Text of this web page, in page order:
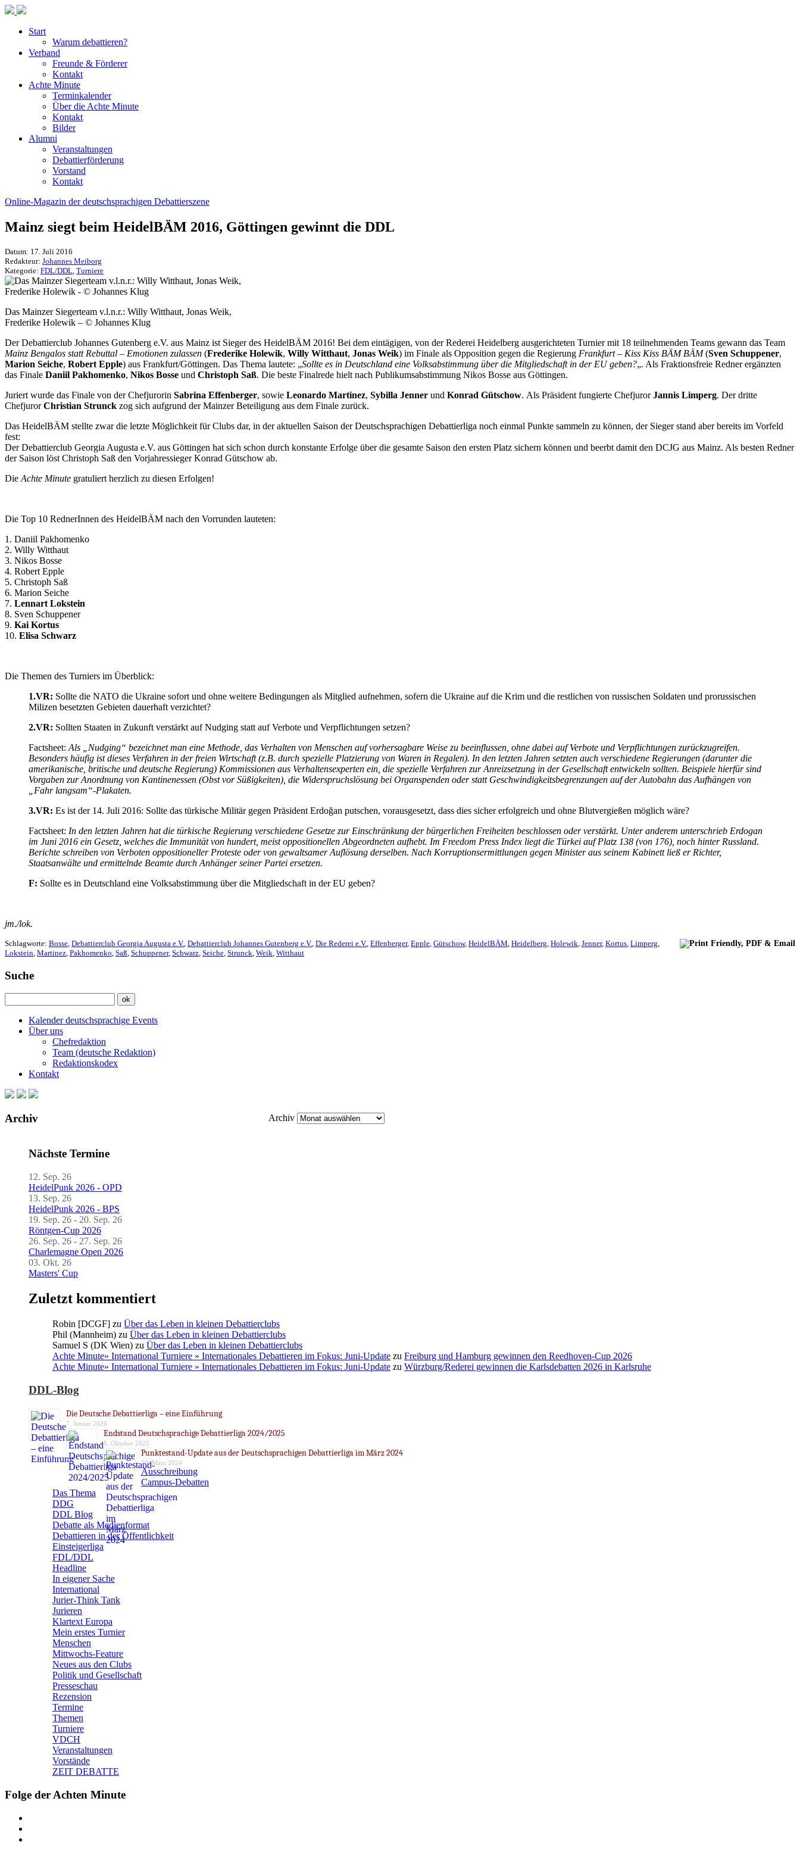
Start
Warum debattieren?
Verband
Freunde & Förderer
Kontakt
Achte Minute
Terminkalender
Über die Achte Minute
Kontakt
Bilder
Alumni
Veranstaltungen
Debattierförderung
Vorstand
Kontakt
Online-Magazin der deutschsprachigen Debattierszene
Mainz siegt beim HeidelBÄM 2016, Göttingen gewinnt die DDL
Datum: 17. Juli 2016
Redakteur: Johannes Meiborg
Kategorie: FDL/DDL Turniere
Das Mainzer Siegerteam v.l.n.r.: Willy Witthaut, Jonas Weik,
Frederike Holewik – © Johannes Klug
Der Debattierclub Johannes Gutenberg e.V. aus Mainz ist Sieger des HeidelBÄM 2016! Bei dem eintägigen, von der Rederei Heidelberg ausgerichteten Turnier mit 18 teilnehmenden Teams gewann das Team
Mainz Bengalos statt Rebuttal – Emotionen zulassen (Frederike Holewik, Willy Witthaut, Jonas Weik) im Finale als Opposition gegen die Regierung Frankfurt – Kiss Kiss BÄM BÄM(Sven Schuppener,
Marion Seiche, Robert Epple) aus Frankfurt/Göttingen. Das Thema lautete: „Sollte es in Deutschland eine Volksabstimmung über die Mitgliedschaft in der EU geben?„. Als Fraktionsfreie Redner ergänzten
das Finale Daniil Pakhomenko, Nikos Bosse und Christoph Saß. Die beste Finalrede hielt nach Publikumsabstimmung Nikos Bosse aus Göttingen.
Juriert wurde das Finale von der Chefjurorin Sabrina Effenberger, sowie Leonardo Martinez, Sybilla Jenner und Konrad Gütschow. Als Präsident fungierte ChefjurorJannis Limperg. Der dritte
ChefjurorChristian Strunck zog sich aufgrund der Mainzer Beteiligung aus dem Finale zurück.
Das HeidelBÄM stellte zwar die letzte Möglichkeit für Clubs dar, in der aktuellen Saison der Deutschsprachigen Debattierliga noch einmal Punkte sammeln zu können, der Sieger stand aber bereits im Vorfeld
fest:
Der Debattierclub Georgia Augusta e.V. aus Göttingen hat sich schon durch konstante Erfolge über die gesamte Saison den ersten Platz sichern können und beerbt damit den DCJG aus Mainz. Als besten Redner
der Saison löst Christoph Saß den Vorjahressieger Konrad Gütschow ab.
Die Achte Minute gratuliert herzlich zu diesen Erfolgen!
Die Top 10 RednerInnen des HeidelBÄM nach den Vorrunden lauteten:
1. Daniil Pakhomenko
2. Willy Witthaut
3. Nikos Bosse
4. Robert Epple
5. Christoph Saß
6. Marion Seiche
7. Lennart Lokstein
8. Sven Schuppener
9. Kai Kortus
10. Elisa Schwarz
Die Themen des Turniers im Überblick:
1.VR: Sollte die NATO die Ukraine sofort und ohne weitere Bedingungen als Mitglied aufnehmen, sofern die Ukraine auf die Krim und die restlichen von russischen Soldaten und prorussischen
Milizen besetzten Gebieten dauerhaft verzichtet?
2.VR: Sollten Staaten in Zukunft verstärkt auf Nudging statt auf Verbote und Verpflichtungen setzen?
Factsheet: Als „Nudging“ bezeichnet man eine Methode, das Verhalten von Menschen auf vorhersagbare Weise zu beeinflussen, ohne dabei auf Verbote und Verpflichtungen zurückzugreifen.
Besonders häufig ist dieses Verfahren in der freien Wirtschaft (z.B. durch spezielle Platzierung von Waren in Regalen). In den letzten Jahren setzten auch verschiedene Regierungen (darunter die
amerikanische, britische und deutsche Regierung) Kommissionen aus Verhaltensexperten ein, die spezielle Verfahren zur Anreizsetzung in der Gesellschaft entwickeln sollten. Beispiele hierfür sind
Vorgaben zur Anordnung von Kantinenessen (Obst vor Süßigkeiten), die Widerspruchslösung bei Organspenden oder statt Geschwindigkeitsbegrenzungen auf der Autobahn das Aufhängen von
„Fahr langsam“-Plakaten.
3.VR: Es ist der 14. Juli 2016: Sollte das türkische Militär gegen Präsident Erdoğan putschen, vorausgesetzt, dass dies sicher erfolgreich und ohne Blutvergießen möglich wäre?
Factsheet: In den letzten Jahren hat die türkische Regierung verschiedene Gesetze zur Einschränkung der bürgerlichen Freiheiten beschlossen oder verstärkt. Unter anderem unterschrieb Erdogan
im Juni 2016 ein Gesetz, welches die Immunität von hundert, meist oppositionellen Abgeordneten aufhebt. Im Freedom Press Index liegt die Türkei auf Platz 138 (von 176), noch hinter Russland.
Berichte schreiben von Verboten oppositioneller Proteste oder von gewaltsamer Auflösung derselben. Nach Korruptionsermittlungen gegen Minister aus seinem Kabinett ließ er Richter,
Staatsanwälte und ermittelnde Beamte durch Anhänger seiner Partei ersetzen.
F: Sollte es in Deutschland eine Volksabstimmung über die Mitgliedschaft in der EU geben?
jm./lok.
Schlagworte: Bosse Debattierclub Georgia Augusta e.V. Debattierclub Johannes Gutenberg e.V. Die Rederei e.V. Effenberger, Epple Gütschow, HeidelBÄM Heidelberg Holewik Jenner, Kortus Limperg
Lokstein Martinez Pakhomenko Saß Schuppener, Schwarz Seiche Strunck Weik Witthaut
Suche
Kalender deutschsprachige Events
Über uns
Chefredaktion
Team (deutsche Redaktion)
Redaktionskodex
Kontakt
Archiv Archiv
Nächste Termine
12. Sep. 26
HeidelPunk 2026 - OPD
13. Sep. 26
HeidelPunk 2026 - BPS
19. Sep. 26 - 20. Sep. 26
Röntgen-Cup 2026
26. Sep. 26 - 27. Sep. 26
Charlemagne Open 2026
03. Okt. 26
Masters' Cup
Zuletzt kommentiert
Robin [DCGF] zu Über das Leben in kleinen Debattierclubs
Phil (Mannheim) zu Über das Leben in kleinen Debattierclubs
Samuel S (DK Wien) zu Über das Leben in kleinen Debattierclubs
Achte Minute» International Turniere » Internationales Debattieren im Fokus: Juni-Update zu Freiburg und Hamburg gewinnen den Reedhoven-Cup 2026
Achte Minute» International Turniere » Internationales Debattieren im Fokus: Juni-Update zu Würzburg/Rederei gewinnen die Karlsdebatten 2026 in Karlsruhe
DDL-Blog
Die Deutsche Debattierliga – eine Einführung
7. Januar 2026
Endstand Deutschsprachige Debattierliga 2024/2025
8. Oktober 2025
Punktestand-Update aus der Deutschsprachigen Debattierliga im März 2024
20. März 2024
Ausschreibung
Campus-Debatten
Das Thema
DDG
DDL Blog
Debatte als Medienformat
Debattieren in der Öffentlichkeit
Einsteigerliga
FDL/DDL
Headline
In eigener Sache
International
Jurier-Think Tank
Jurieren
Klartext Europa
Mein erstes Turnier
Menschen
Mittwochs-Feature
Neues aus den Clubs
Politik und Gesellschaft
Presseschau
Rezension
Termine
Themen
Turniere
VDCH
Veranstaltungen
Vorstände
ZEIT DEBATTE
Folge der Achten Minute